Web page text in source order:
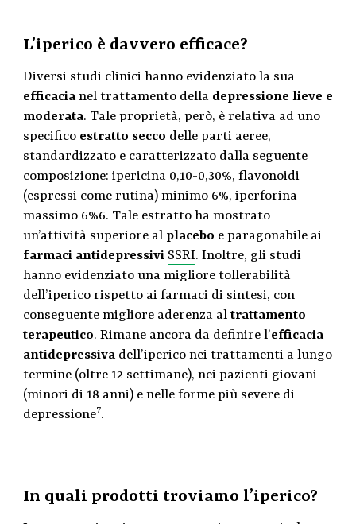
L’iperico è davvero efficace?
Diversi studi clinici hanno evidenziato la sua
efficacia nel trattamento della depressione lieve e
moderata. Tale proprietà, però, è relativa ad uno
specifico estratto secco delle parti aeree,
standardizzato e caratterizzato dalla seguente
composizione: ipericina 0,10-0,30%, flavonoidi
(espressi come rutina) minimo 6%, iperforina
massimo 6%6. Tale estratto ha mostrato
un’attività superiore al placebo e paragonabile ai
farmaci antidepressivi SSRI. Inoltre, gli studi
hanno evidenziato una migliore tollerabilità
dell’iperico rispetto ai farmaci di sintesi, con
conseguente migliore aderenza al trattamento
terapeutico. Rimane ancora da definire l’efficacia
antidepressiva dell’iperico nei trattamenti a lungo
termine (oltre 12 settimane), nei pazienti giovani
(minori di 18 anni) e nelle forme più severe di
depressione7.
In quali prodotti troviamo l’iperico?